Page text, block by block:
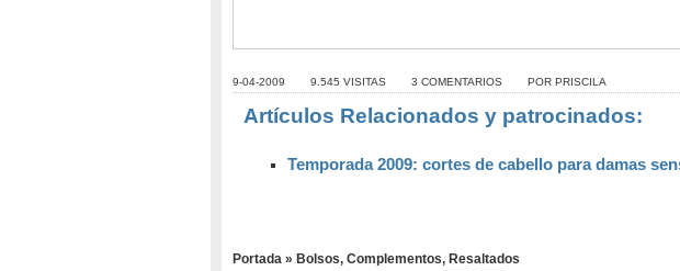
9-04-2009 9.545 VISITAS 3 COMENTARIOS POR PRISCILA
Artículos Relacionados y patrocinados:
Temporada 2009: cortes de cabello para damas
Portada » Bolsos, Complementos, Resaltados